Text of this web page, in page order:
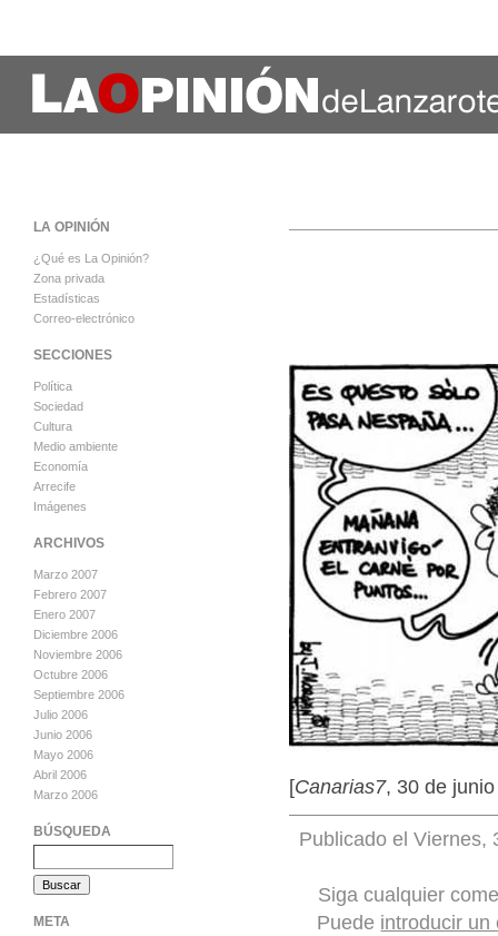
[Canarias7, 30 de
Publicado el Viernes,
Siga cualquier
Puede introducir un
LA OPINIÓN
¿Qué es La Opinión?
Zona privada
Estadísticas
Correo-electrónico
SECCIONES
Política
Sociedad
Cultura
Medio ambiente
Economía
Arrecife
Imágenes
ARCHIVOS
Marzo 2007
Febrero 2007
Enero 2007
Diciembre 2006
Noviembre 2006
Octubre 2006
Septiembre 2006
Julio 2006
Junio 2006
Mayo 2006
Abril 2006
Marzo 2006
BÚSQUEDA
META